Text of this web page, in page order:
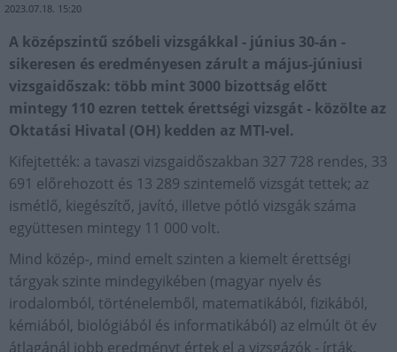
2023.07.18. 15:20
A középszintű szóbeli vizsgákkal - június 30-án -
sikeresen és eredményesen zárult a május-júniusi
vizsgaidőszak: több mint 3000 bizottság előtt
mintegy 110 ezren tettek érettségi vizsgát - közölte az
Oktatási Hivatal (OH) kedden az MTI-vel.
Kifejtették: a tavaszi vizsgaidőszakban 327 728 rendes, 33
691 előrehozott és 13 289 szintemelő vizsgát tettek; az
ismétlő, kiegészítő, javító, illetve pótló vizsgák száma
együttesen mintegy 11 000 volt.
Mind közép-, mind emelt szinten a kiemelt érettségi
tárgyak szinte mindegyikében (magyar nyelv és
irodalomból, történelemből, matematikából, fizikából,
kémiából, biológiából és informatikából) az elmúlt öt év
átlagánál jobb eredményt értek el a vizsgázók - írták.